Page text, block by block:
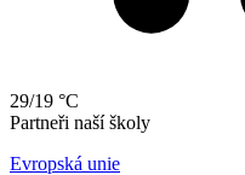
29/19 °C
Partneři naší školy
Evropská unie